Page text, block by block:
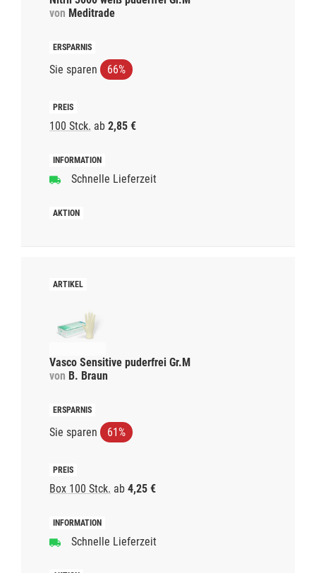
von Meditrade
Sie sparen 66%
100 Stck. ab 2,85 €
Schnelle Lieferzeit
Vasco Sensitive puderfrei Gr.M
von B. Braun
Sie sparen 61%
Box 100 Stck. ab 4,25 €
Schnelle Lieferzeit